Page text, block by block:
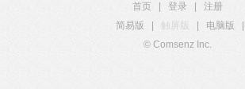
首页 登录
注册
简易版
触屏版 电脑版
© Comsenz Inc.